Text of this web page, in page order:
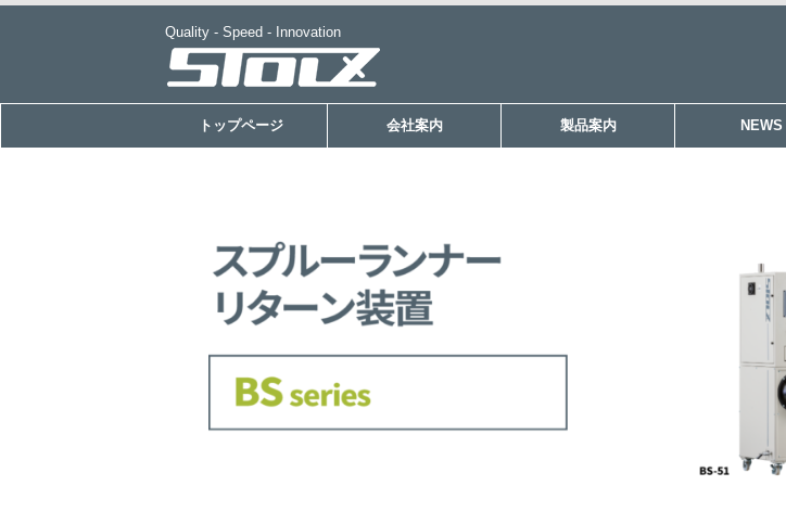
Quality - Speed - Innovation
トップページ 会社案内 製品案内 NEWS